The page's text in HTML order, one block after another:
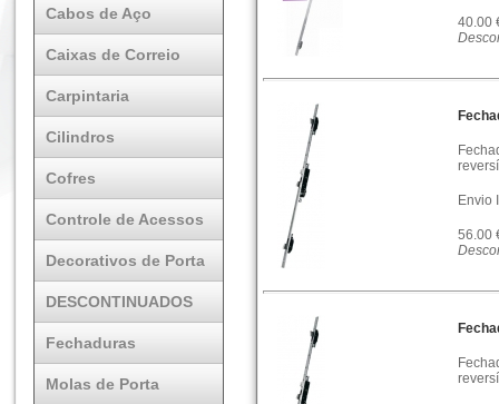
Cabos de Aço
Caixas de Correio
Carpintaria
Cilindros
Cofres
Controle de Acessos
Decorativos de Porta
DESCONTINUADOS
Fechaduras
Molas de Porta
40.00
Envio
56.00